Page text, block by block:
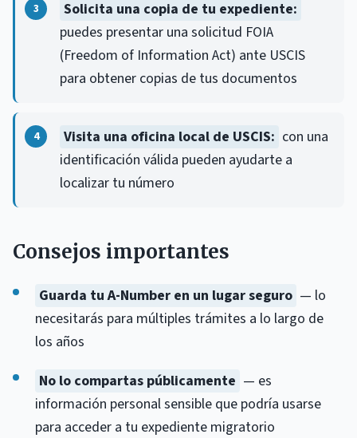
Solicita una copia de tu expediente:
puedes presentar una solicitud FOIA
(Freedom of Information Act) ante USCIS
para obtener copias de tus documentos
Visita una oficina local de USCIS: con una
identificación válida pueden ayudarte a
localizar tu número
Consejos importantes
Guarda tu A-Number en un lugar seguro — lo
necesitarás para múltiples trámites a lo largo de
los años
No lo compartas públicamente — es
información personal sensible que podría usarse
para acceder a tu expediente migratorio